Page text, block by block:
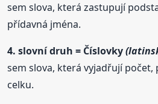
sem slova, která zastupují
přídavná jména.
4. slovní druh = Číslovky
sem slova, která vyjadřují
celku.